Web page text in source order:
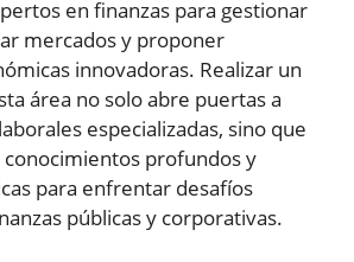
en finanzas para gestionar
mercados y proponer
innovadoras. Realizar un
área no solo abre puertas a
especializadas, sino que
profundos y
para enfrentar desafíos
públicas y corporativas.